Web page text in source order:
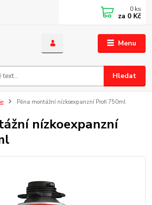
Menu
Hledat
0 ks
za 0 Kč
Pěna montážní nízkoexpanzní Profi 750ml
nízkoexpanzní